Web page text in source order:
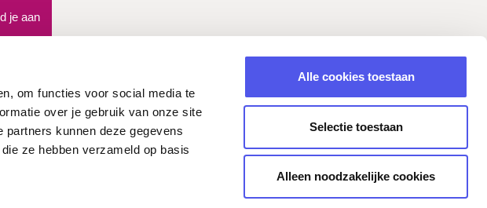
om functies voor social media te
over je gebruik van onze site
kunnen deze gegevens
ze hebben verzameld op basis
Alle cookies toestaan
Selectie toestaan
Alleen noodzakelijke cookies
je aan